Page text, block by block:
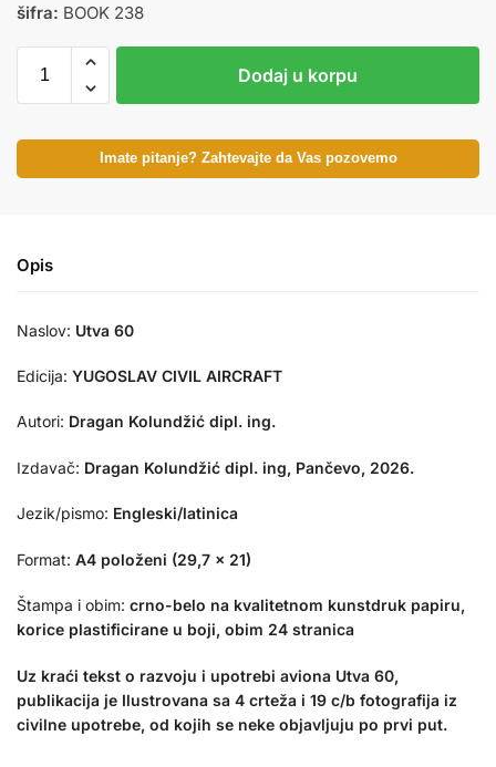
šifra: BOOK 238
Dodaj u korpu
Imate pitanje? Zahtevajte da Vas pozovemo
Opis
Naslov: Utva 60
Edicija: YUGOSLAV CIVIL AIRCRAFT
Autori: Dragan Kolundžić dipl. ing.
Izdavač: Dragan Kolundžić dipl. ing, Pančevo, 2026.
Jezik/pismo: Engleski/latinica
Format: A4 položeni (29,7 x 21)
Štampa i obim: crno-belo na kvalitetnom kunstdruk papiru,
korice plastificirane u boji, obim 24 stranica
Uz kraći tekst o razvoju i upotrebi aviona Utva 60,
publikacija je Ilustrovana sa 4 crteža i 19 c/b fotografija iz
civilne upotrebe, od kojih se neke objavljuju po prvi put.